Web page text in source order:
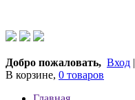
Добро пожаловать, Вход |
В корзине, 0 товаров